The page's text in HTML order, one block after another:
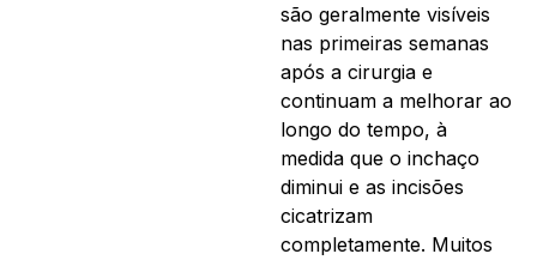
são geralmente visíveis
nas primeiras semanas
após a cirurgia e
continuam a melhorar ao
longo do tempo, à
medida que o inchaço
diminui e as incisões
cicatrizam
completamente. Muitos